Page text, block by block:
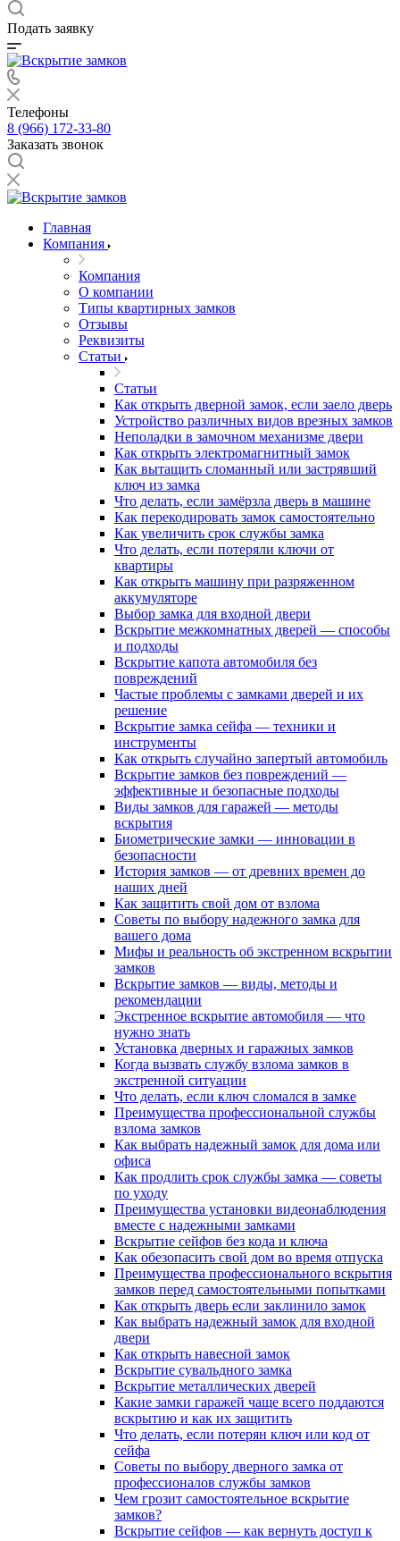
Подать заявку
Телефоны
8 (966) 172-33-80
Заказать звонок
Главная
Компания
Компания
О компании
Типы квартирных замков
Отзывы
Реквизиты
Статьи
Статьи
Как открыть дверной замок, если заело дверь
Устройство различных видов врезных замков
Неполадки в замочном механизме двери
Как открыть электромагнитный замок
Как вытащить сломанный или застрявший
ключ из замка
Что делать, если замёрзла дверь в машине
Как перекодировать замок самостоятельно
Как увеличить срок службы замка
Что делать, если потеряли ключи от
квартиры
Как открыть машину при разряженном
аккумуляторе
Выбор замка для входной двери
Вскрытие межкомнатных дверей — способы
и подходы
Вскрытие капота автомобиля без
повреждений
Частые проблемы с замками дверей и их
решение
Вскрытие замка сейфа — техники и
инструменты
Как открыть случайно запертый автомобиль
Вскрытие замков без повреждений —
эффективные и безопасные подходы
Виды замков для гаражей — методы
вскрытия
Биометрические замки — инновации в
безопасности
История замков — от древних времен до
наших дней
Как защитить свой дом от взлома
Советы по выбору надежного замка для
вашего дома
Мифы и реальность об экстренном вскрытии
замков
Вскрытие замков — виды, методы и
рекомендации
Экстренное вскрытие автомобиля — что
нужно знать
Установка дверных и гаражных замков
Когда вызвать службу взлома замков в
экстренной ситуации
Что делать, если ключ сломался в замке
Преимущества профессиональной службы
взлома замков
Как выбрать надежный замок для дома или
офиса
Как продлить срок службы замка — советы
по уходу
Преимущества установки видеонаблюдения
вместе с надежными замками
Вскрытие сейфов без кода и ключа
Как обезопасить свой дом во время отпуска
Преимущества профессионального вскрытия
замков перед самостоятельными попытками
Как открыть дверь если заклинило замок
Как выбрать надежный замок для входной
двери
Как открыть навесной замок
Вскрытие сувальдного замка
Вскрытие металлических дверей
Какие замки гаражей чаще всего поддаются
вскрытию и как их защитить
Что делать, если потерян ключ или код от
сейфа
Советы по выбору дверного замка от
профессионалов службы замков
Чем грозит самостоятельное вскрытие
замков?
Вскрытие сейфов — как вернуть доступ к